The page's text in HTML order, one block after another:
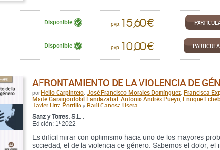
Disponible pvp. 15,60 €
Disponible pvp. 10,00 €
AFRONTAMIENTO DE LA VIOLENCIA DE
por Helio Carpintero ,José Francisco Morales Domínguez Francisca
Maite Garaigordobil Landazabal ,Antonio Andrés Pueyo Enrique
Javier Urra Portillo y Raúl Canosa Usera
Sanz y Torres, S.L. .
Edición: 1ª 2022
Es difícil mirar con optimismo hacia uno de los mayores
sociedad, el de la violencia de género. Sabemos el dolor, el